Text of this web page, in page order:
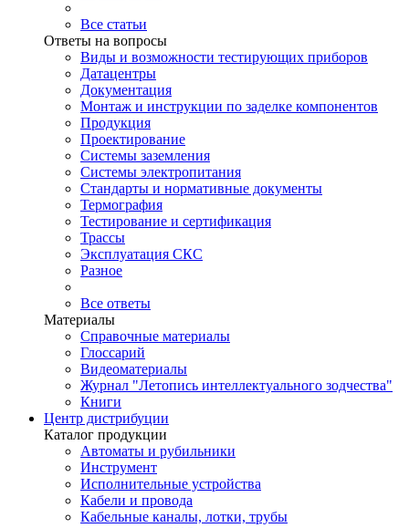
Все статьи
Ответы на вопросы
Виды и возможности тестирующих приборов
Датацентры
Документация
Монтаж и инструкции по заделке компонентов
Продукция
Проектирование
Системы заземления
Системы электропитания
Стандарты и нормативные документы
Термография
Тестирование и сертификация
Трассы
Эксплуатация СКС
Разное
Все ответы
Материалы
Справочные материалы
Глоссарий
Видеоматериалы
Журнал "Летопись интеллектуального зодчества"
Книги
Центр дистрибуции
Каталог продукции
Автоматы и рубильники
Инструмент
Исполнительные устройства
Кабели и провода
Кабельные каналы, лотки, трубы